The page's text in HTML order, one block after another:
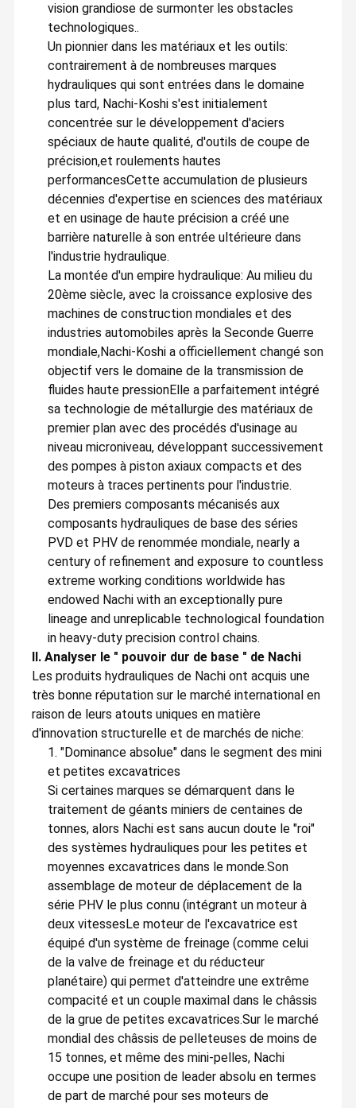
L'usine
Contrôle
Qualité
Nous
Demander
Un Devis
pompe hydraulique d'excavatrice
pièces de pompe hydraulique d'excavatrice
Assy de moteur de voyage
Excavatrice Swing Motor
vision grandiose de surmonter les obstacles
technologiques..
Un pionnier dans les matériaux et les outils:
contrairement à de nombreuses marques
hydrauliques qui sont entrées dans le domaine
plus tard, Nachi-Koshi s'est initialement
concentrée sur le développement d'aciers
spéciaux de haute qualité, d'outils de coupe de
précision,et roulements hautes
performancesCette accumulation de plusieurs
décennies d'expertise en sciences des matériaux
et en usinage de haute précision a créé une
barrière naturelle à son entrée ultérieure dans
l'industrie hydraulique.
La montée d'un empire hydraulique: Au milieu du
20ème siècle, avec la croissance explosive des
machines de construction mondiales et des
industries automobiles après la Seconde Guerre
mondiale,Nachi-Koshi a officiellement changé son
objectif vers le domaine de la transmission de
fluides haute pressionElle a parfaitement intégré
sa technologie de métallurgie des matériaux de
premier plan avec des procédés d'usinage au
niveau microniveau, développant successivement
des pompes à piston axiaux compacts et des
moteurs à traces pertinents pour l'industrie.
Des premiers composants mécanisés aux
composants hydrauliques de base des séries
PVD et PHV de renommée mondiale, nearly a
century of refinement and exposure to countless
extreme working conditions worldwide has
endowed Nachi with an exceptionally pure
lineage and unreplicable technological foundation
in heavy-duty precision control chains.
II. Analyser le " pouvoir dur de base " de Nachi
Les produits hydrauliques de Nachi ont acquis une
très bonne réputation sur le marché international en
raison de leurs atouts uniques en matière
d'innovation structurelle et de marchés de niche:
1. "Dominance absolue" dans le segment des mini
et petites excavatrices
Si certaines marques se démarquent dans le
traitement de géants miniers de centaines de
tonnes, alors Nachi est sans aucun doute le "roi"
des systèmes hydrauliques pour les petites et
moyennes excavatrices dans le monde.Son
assemblage de moteur de déplacement de la
série PHV le plus connu (intégrant un moteur à
deux vitessesLe moteur de l'excavatrice est
équipé d'un système de freinage (comme celui
de la valve de freinage et du réducteur
planétaire) qui permet d'atteindre une extrême
compacité et un couple maximal dans le châssis
de la grue de petites excavatrices.Sur le marché
mondial des châssis de pelleteuses de moins de
15 tonnes, et même des mini-pelles, Nachi
occupe une position de leader absolu en termes
de part de marché pour ses moteurs de
GZ Yuexiang Engineering Machinery Co., Ltd. a été
créée pour fournir des équipements de
construction et de fabrication.
GZ Yuexiang Engineering Machinery Co., Ltd est une société de
commerce extérieur intégrant le développement, les ventes, les
achats, l'entreposage, le transport et le service.nous avons plus
de douze ans d'expérience dans le commerce des machines.
Nos principaux produits sont les pièces de rechange
hydrauliques de la pelle, la pompe principale hydraulique, le
moteur swing, le moteur de déplacement, le moteur final, le
moteur de déplacement, la boîte de vitesses swing, la boîte de
vitesses travel, les engrenages, les régulateurs,Valve de
soulagementJusqu'à présent, nos produits ont été exportés
vers plus de 198 pays et régions, répartis dans tout le Moyen-
Orient,Asie du Sud-Est, Afrique, Amérique du Nord, Amérique du
Sud, Europe et Océanie avec notre propre marque "Belparts", qui
est très appréciée par les clients étrangers et jouit d'une
grande réputation.
À l'avenir, pour pratiquer notre culture d'entrepriseFaites mieux
pour demain Nous nous efforcerons d'acquérir davantage de
connaissances professionnelles sur les pièces de machines et
d'accroître notre expérience en matière d'approvisionnement et
de vente afin de fournir à nos clients de meilleurs produits et
services.Nous allons nous consacrer à développer un espace
d'affaires plus large ensemble sur la base à long terme, des
relations commerciales amicales, mutuellement bénéfiques et
mutuellement bénéfiques.